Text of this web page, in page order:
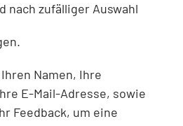
nach zufälliger Auswahl
Namen, Ihre
E-Mail-Adresse, sowie
Feedback, um eine